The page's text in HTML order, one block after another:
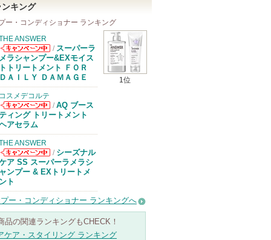
ンキング
ー・コンディショナー ランキング
1位
ANSWER
THE ANSWER
からのお知らせ
があります
/ スーパーラ
メラシャンプー&EXモイス
トトリートメント ＦＯＲ
ＤＡＩＬＹ ＤＡＭＡＧＥ
コスメデコルテ
コスメデコルテ
からのお知らせ
/ AQ ブース
ィング トリートメント
アセラム
ANSWER
THE ANSWER
からのお知らせ
があります
/ シーズナル
ア SS スーパーラメラシ
ャンプー & EXトリートメ
ント
ー・コンディショナー ランキングへ
品の関連ランキングもCHECK！
ケア・スタイリング ランキング